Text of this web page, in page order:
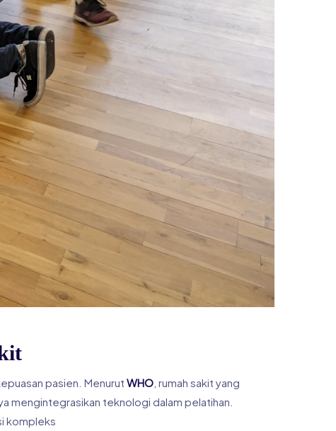
pasien. Menurut WHO , rumah sakit yang
mengintegrasikan teknologi dalam pelatihan.
kompleks